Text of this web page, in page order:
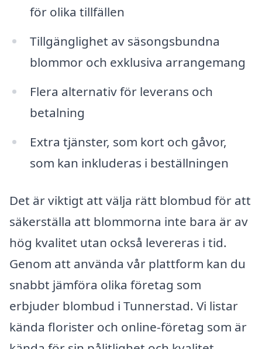
för olika tillfällen
Tillgänglighet av säsongsbundna
blommor och exklusiva arrangemang
Flera alternativ för leverans och
betalning
Extra tjänster, som kort och gåvor,
som kan inkluderas i beställningen
Det är viktigt att välja rätt blombud för att
säkerställa att blommorna inte bara är av
hög kvalitet utan också levereras i tid.
Genom att använda vår plattform kan du
snabbt jämföra olika företag som
erbjuder blombud i Tunnerstad. Vi listar
kända florister och online-företag som är